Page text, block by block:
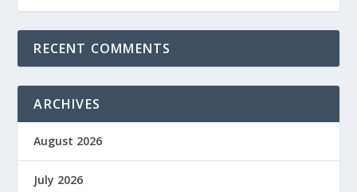
RECENT COMMENTS
ARCHIVES
August 2026
July 2026